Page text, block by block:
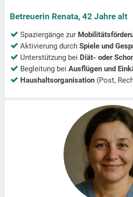
Betreuerin Renata, 42 Jahre alt
Spaziergänge zur
Aktivierung durch Spiele und
Unterstützung bei Diät- oder
Begleitung bei Ausflügen und
Haushaltsorganisation (Post,